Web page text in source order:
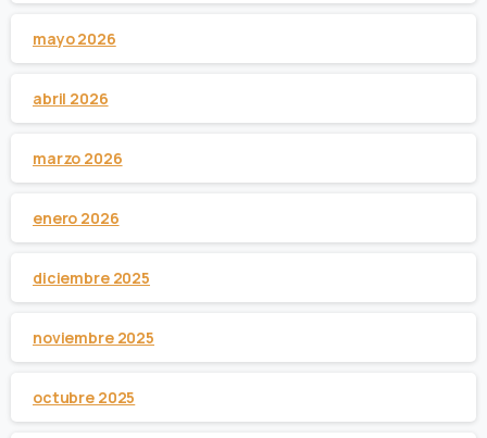
mayo 2026
abril 2026
marzo 2026
enero 2026
diciembre 2025
noviembre 2025
octubre 2025